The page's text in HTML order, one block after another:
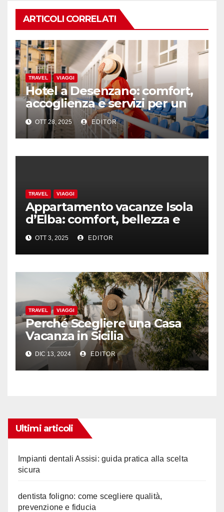
ARTICOLI CORRELATI
TRAVEL VIAGGI
Hotel a Desenzano: comfort,
accoglienza e servizi per un
soggiorno perfetto sul Garda
OTT 28, 2025 EDITOR
TRAVEL VIAGGI
Appartamento vacanze Isola
d’Elba: comfort, bellezza e
sicurezza con l’aiuto dei
professionisti
OTT 3, 2025 EDITOR
TRAVEL VIAGGI
Perché Scegliere una Casa
Vacanza in Sicilia
DIC 13, 2024 EDITOR
Ultimi articoli
Impianti dentali Assisi: guida pratica alla scelta
sicura
dentista foligno: come scegliere qualità,
prevenzione e fiducia